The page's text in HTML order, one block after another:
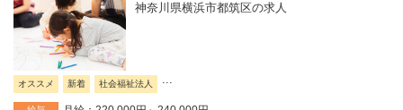
神奈川県横浜市都筑区の求人
オススメ 新着 社会福祉法人 ...